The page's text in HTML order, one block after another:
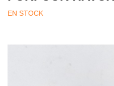
EN STOCK